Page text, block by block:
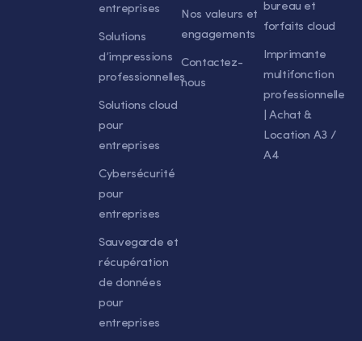
entreprises
Solutions
d’impressions
professionnelles
Solutions cloud
pour
entreprises
Cybersécurité
pour
entreprises
Sauvegarde et
récupération
de données
pour
entreprises
Nos valeurs et
engagements
Contactez-
nous
bureau et
forfaits cloud
Imprimante
multifonction
professionnelle
| Achat &
Location A3 /
A4